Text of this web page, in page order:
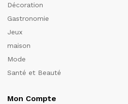
Décoration
Gastronomie
Jeux
maison
Mode
Santé et Beauté
Mon Compte